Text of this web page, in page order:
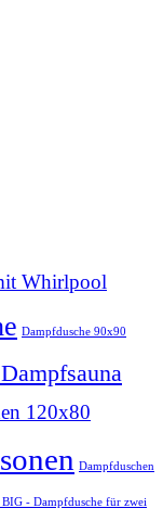
Whirlpool
Dampfdusche 90x90
120x80
Dampfduschen
- Dampfdusche für zwei